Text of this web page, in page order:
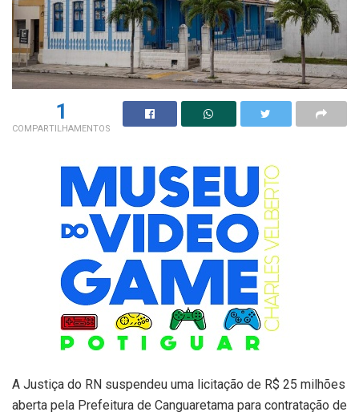
1
COMPARTILHAMENTOS
A Justiça do RN suspendeu uma licitação de R$ 25 milhões
aberta pela Prefeitura de Canguaretama para contratação de